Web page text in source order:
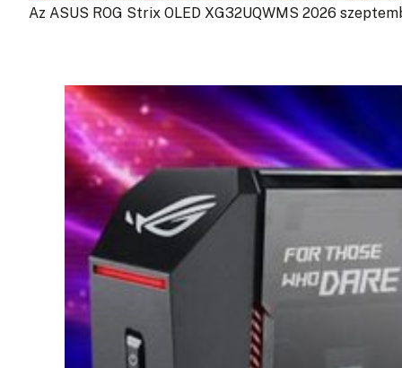
Az ASUS ROG Strix OLED XG32UQWMS 2026